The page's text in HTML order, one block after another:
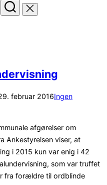
februar 2016Ingen
afgørelser om
Ankestyrelsen viser, at
i 2015 kun var enig i 42
som var truffet
fra forældre til ordblinde